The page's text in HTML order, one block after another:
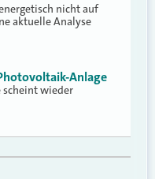
nicht auf
aktuelle Analyse
Anlage
scheint wieder